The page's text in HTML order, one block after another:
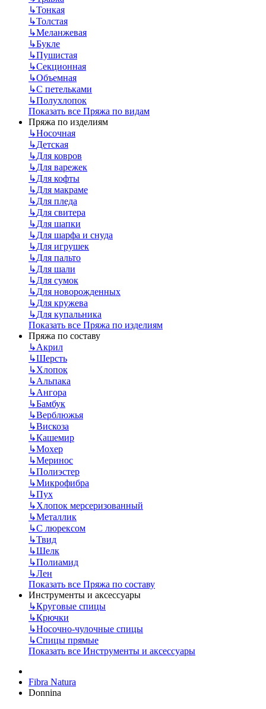
↳Тонкая
↳Толстая
↳Меланжевая
↳Букле
↳Пушистая
↳Секционная
↳Объемная
↳С петельками
↳Полухлопок
Показать все Пряжа по видам
Пряжа по изделиям
↳Носочная
↳Детская
↳Для ковров
↳Для варежек
↳Для кофты
↳Для макраме
↳Для пледа
↳Для свитера
↳Для шапки
↳Для шарфа и снуда
↳Для игрушек
↳Для пальто
↳Для шали
↳Для сумок
↳Для новорожденных
↳Для кружева
↳Для купальника
Показать все Пряжа по изделиям
Пряжа по составу
↳Акрил
↳Шерсть
↳Хлопок
↳Альпака
↳Ангора
↳Бамбук
↳Верблюжья
↳Вискоза
↳Кашемир
↳Мохер
↳Меринос
↳Полиэстер
↳Микрофибра
↳Пух
↳Хлопок мерсеризованный
↳Металлик
↳С люрексом
↳Твид
↳Шелк
↳Полиамид
↳Лен
Показать все Пряжа по составу
Инструменты и аксессуары
↳Круговые спицы
↳Крючки
↳Носочно-чулочные спицы
↳Спицы прямые
Показать все Инструменты и аксессуары
Fibra Natura
Donnina